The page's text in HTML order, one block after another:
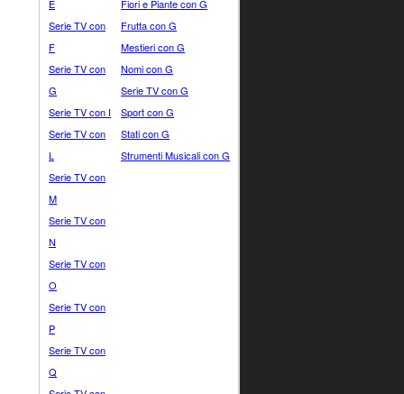
E
Serie TV con
F
Serie TV con
G
Serie TV con I
Serie TV con
L
Serie TV con
M
Serie TV con
N
Serie TV con
O
Serie TV con
P
Serie TV con
Q
Fiori e Piante con G
Frutta con G
Mestieri con G
Nomi con G
Serie TV con G
Sport con G
Stati con G
Strumenti Musicali con G